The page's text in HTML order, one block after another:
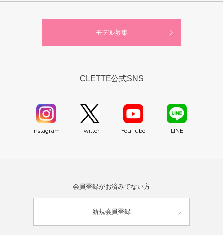
モデル募集
CLETTE公式SNS
Instagram Twitter YouTube LINE
会員登録がお済みでない方
新規会員登録